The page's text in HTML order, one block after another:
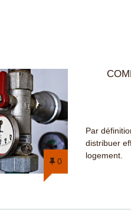
0
Par
distribuer
logement.